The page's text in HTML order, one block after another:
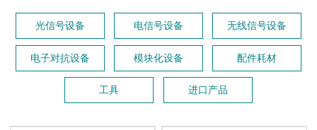
光信号设备 电信号设备 无线信号设备
电子对抗设备 模块化设备 配件耗材
工具 进口产品